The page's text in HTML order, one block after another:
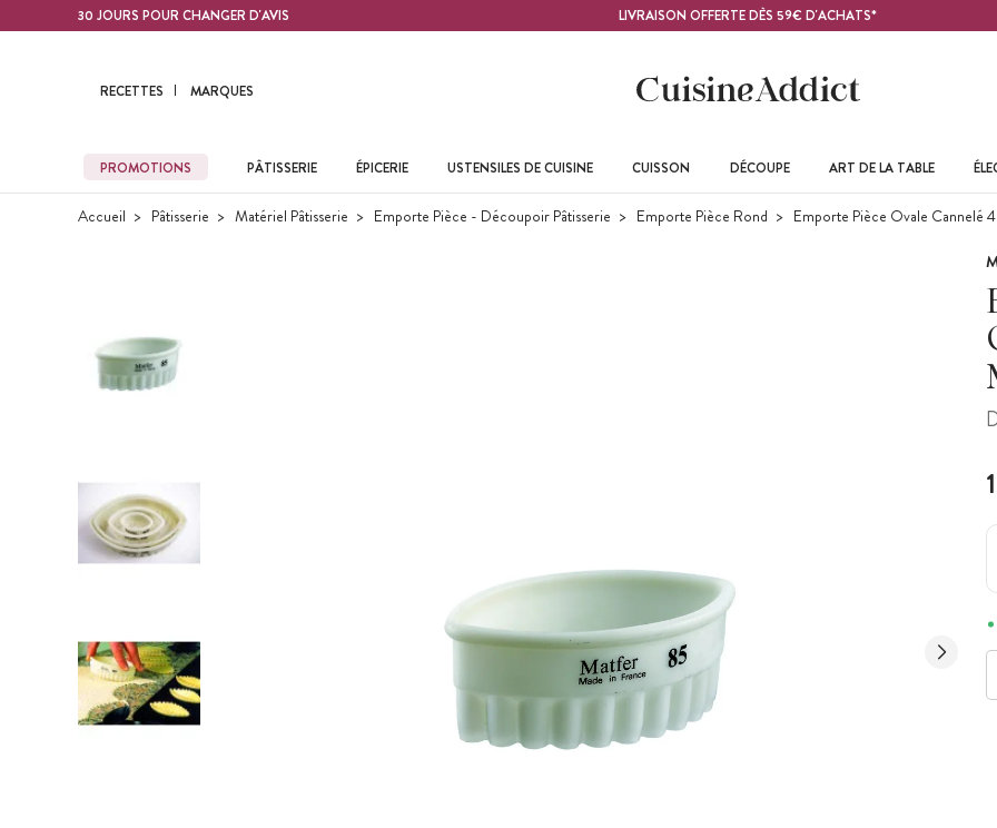
Contenu principal30 JOURS POUR CHANGER D'AVIS LIVRAISON OFFERTE DÈS 59€ D'ACHATS*
RECETTES MARQUES
PROMOTIONS PÂTISSERIE ÉPICERIE USTENSILES DE CUISINE CUISSON DÉCOUPE ART DE LA TABLE
Accueil Pâtisserie Matériel Pâtisserie Emporte Pièce - Découpoir Pâtisserie Emporte Pièce Rond Emporte Pièce Ovale Cannelé